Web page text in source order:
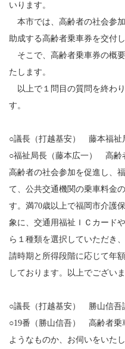
いります。
本市では、高齢者の社会参
助成する高齢者乗車券を交付し
そこで、高齢者乗車券の概
たします。
以上で１問目の質問を終わ
す。
○議長（打越基安） 藤本福祉
○福祉局長（藤本広一） 高齢
高齢者の社会参加を促進し、
て、公共交通機関の乗車料金
す。満70歳以上で福岡市介護
象に、交通用福祉ＩＣカード
ら１種類を選択していただき
請時期と所得段階に応じて年
しております。以上でございま
○議長（打越基安） 勝山信吾
○19番（勝山信吾） 高齢者乗
ようなものか、お伺いをいたし